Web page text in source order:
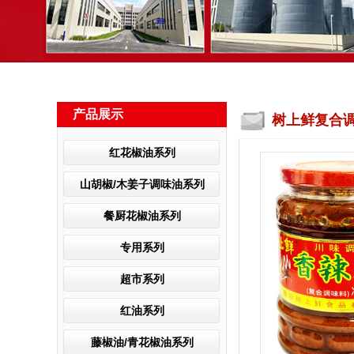
产品展示
红花椒油系列
山胡椒/木姜子调味油系列
餐厨花椒油系列
专用系列
超市系列
红油系列
藤椒油/青花椒油系列
树上鲜复合